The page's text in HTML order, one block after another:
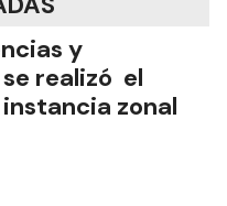
y
realizó el
zonal